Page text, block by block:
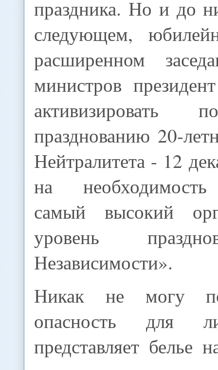
праздника. Но и до
следующем,
расширенном
министров
активизировать
празднованию 20-
Нейтралитета - 12
на необходимость
самый высокий
уровень
Независимости».
Никак не могу
опасность для
представляет белье